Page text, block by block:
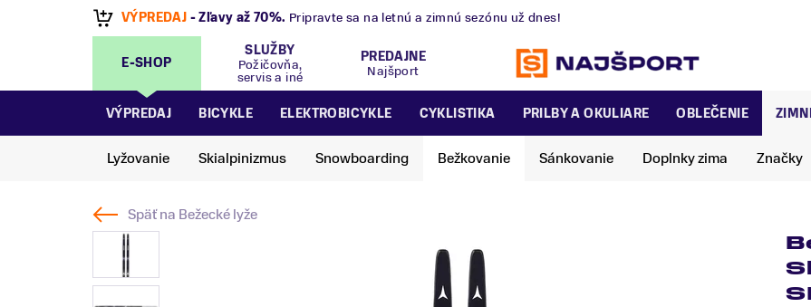
VÝPREDAJ - Zľavy až 70%. Pripravte sa na letnú a zimnú sezónu už dnes!
E-SHOP
SLUŽBY
Požičovňa,
servis a iné
PREDAJNE
Najšport
VÝPREDAJ BICYKLE ELEKTROBICYKLE CYKLISTIKA PRILBY A OKULIARE OBLEČENIE
Lyžovanie Skialpinizmus Snowboarding Bežkovanie Sánkovanie Doplnky zima Značky
Späť na Bežecké lyže